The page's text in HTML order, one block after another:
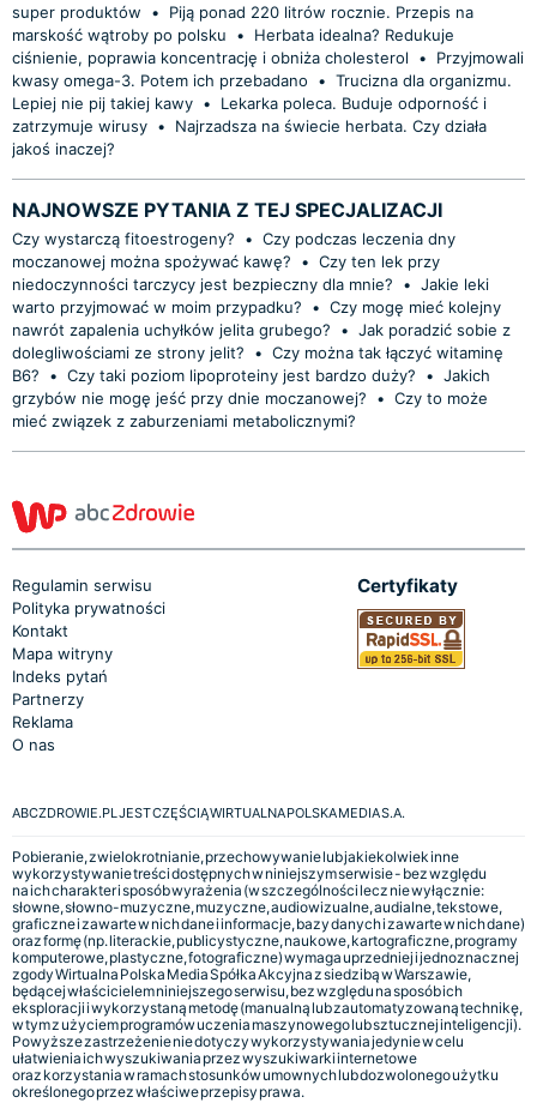
super produktów
•
Piją ponad 220 litrów rocznie. Przepis na
marskość wątroby po polsku
•
Herbata idealna? Redukuje
ciśnienie, poprawia koncentrację i obniża cholesterol
•
Przyjmowali
kwasy omega-3. Potem ich przebadano
• Trucizna dla organizmu.
Lepiej nie pij takiej kawy •
Lekarka poleca. Buduje odporność i
zatrzymuje wirusy •
Najrzadsza na świecie herbata. Czy działa
jakoś inaczej?
NAJNOWSZE PYTANIA Z TEJ SPECJALIZACJI
Czy wystarczą fitoestrogeny? • Czy podczas leczenia dny
moczanowej można spożywać kawę?
• Czy ten lek przy
niedoczynności tarczycy jest bezpieczny dla mnie?
• Jakie leki
warto przyjmować w moim przypadku?
• Czy mogę mieć kolejny
nawrót zapalenia uchyłków jelita grubego?
• Jak poradzić sobie z
dolegliwościami ze strony jelit?
• Czy można tak łączyć witaminę
B6?
• Czy taki poziom lipoproteiny jest bardzo duży? • Jakich
grzybów nie mogę jeść przy dnie moczanowej?
• Czy to może
mieć związek z zaburzeniami metabolicznymi?
Regulamin serwisu
Polityka prywatności
Kontakt
Mapa witryny
Indeks pytań
Partnerzy
Reklama
O nas
Certyfikaty
ABCZDROWIE.PL JEST CZĘŚCIĄ WIRTUALNA POLSKA MEDIA S.A.
Pobieranie, zwielokrotnianie, przechowywanie lub jakiekolwiek inne
wykorzystywanie treści dostępnych w niniejszym serwisie - bez względu
na ich charakter i sposób wyrażenia (w szczególności lecz nie wyłącznie:
słowne, słowno-muzyczne, muzyczne, audiowizualne, audialne, tekstowe,
graficzne i zawarte w nich dane i informacje, bazy danych i zawarte w nich dane)
oraz formę (np. literackie, publicystyczne, naukowe, kartograficzne, programy
komputerowe, plastyczne, fotograficzne) wymaga uprzedniej i jednoznacznej
zgody Wirtualna Polska Media Spółka Akcyjna z siedzibą w Warszawie,
będącej właścicielem niniejszego serwisu, bez względu na sposób ich
eksploracji i wykorzystaną metodę (manualną lub zautomatyzowaną technikę,
w tym z użyciem programów uczenia maszynowego lub sztucznej inteligencji).
Powyższe zastrzeżenie nie dotyczy wykorzystywania jedynie w celu
ułatwienia ich wyszukiwania przez wyszukiwarki internetowe
oraz korzystania w ramach stosunków umownych lub dozwolonego użytku
określonego przez właściwe przepisy prawa.